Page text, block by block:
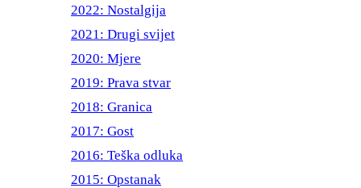
2022: Nostalgija
2021: Drugi svijet
2020: Mjere
2019: Prava stvar
2018: Granica
2017: Gost
2016: Teška odluka
2015: Opstanak